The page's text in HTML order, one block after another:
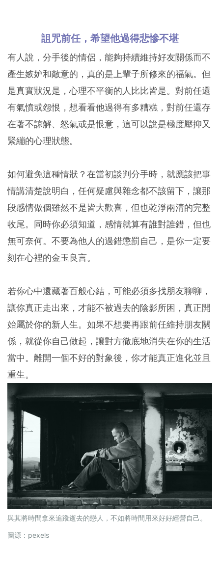
詛咒前任，希望他過得悲慘不堪
有人說，分手後的情侶，能夠持續維持好友關係而不
產生嫉妒和敵意的，真的是上輩子所修來的福氣。但
是真實狀況是，心理不平衡的人比比皆是。對前任還
有氣憤或怨恨，想看看他過得有多糟糕，對前任還存
在著不諒解、怒氣或是恨意，這可以說是極度壓抑又
緊繃的心理狀態。
如何避免這種情狀？在當初談判分手時，就應該把事
情講清楚說明白，任何疑慮與雜念都不該留下，讓那
段感情做個雖然不是皆大歡喜，但也乾淨兩清的完整
收尾。同時你必須知道，感情就算有誰對誰錯，但也
無可奈何。不要為他人的過錯懲罰自己，是你一定要
刻在心裡的金玉良言。
若你心中還藏著百般心結，可能必須多找朋友聊聊，
讓你真正走出來，才能不被過去的陰影所困，真正開
始屬於你的新人生。如果不想要再跟前任維持朋友關
係，就從你自己做起，讓對方徹底地消失在你的生活
當中。離開一個不好的對象後，你才能真正進化並且
重生。
與其將時間拿來追蹤逝去的戀人，不如將時間用來好好經營自己。
圖源：pexels